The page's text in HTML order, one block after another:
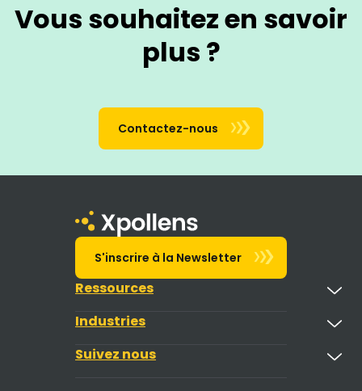
Vous souhaitez en savoir
plus ?
Contactez-nous
Industries
Ressources
Suivez nous
S'inscrire à la Newsletter